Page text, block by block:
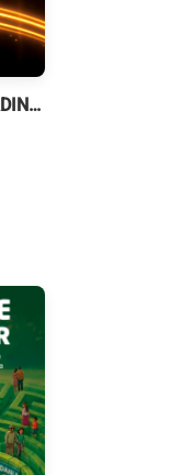
A CIÊNCIA DO EXTRAORDINÁRIO